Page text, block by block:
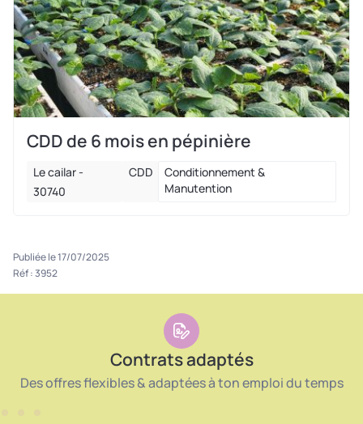
CDD de 6 mois en pépinière
Le cailar -
30740
CDD
Conditionnement &
Manutention
Publiée le 17/07/2025
Réf : 3952
Contrats adaptés
Des offres flexibles & adaptées à ton emploi du temps